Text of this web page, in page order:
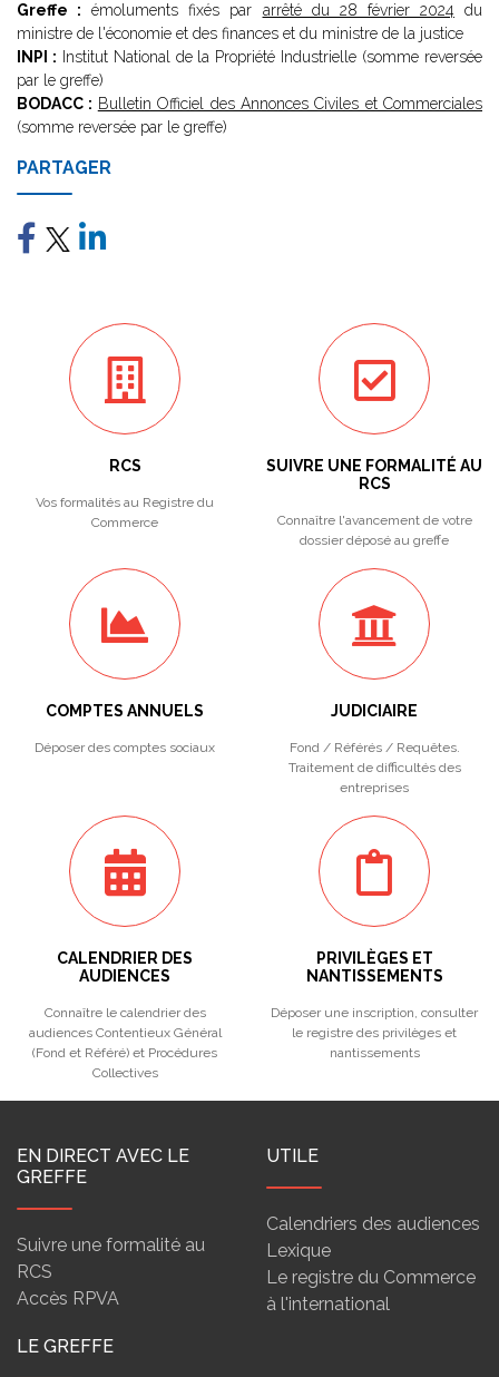
Greffe : émoluments fixés par arrêté du 28 février 2024 du
ministre de l'économie et des finances et du ministre de la justice
INPI : Institut National de la Propriété Industrielle (somme reversée
par le greffe)
BODACC : Bulletin Officiel des Annonces Civiles et Commerciales
(somme reversée par le greffe)
PARTAGER
RCS
Vos formalités au Registre du
Commerce
SUIVRE UNE FORMALITÉ AU
RCS
Connaître l'avancement de votre
dossier déposé au greffe
COMPTES ANNUELS
Déposer des comptes sociaux
JUDICIAIRE
Fond / Référés / Requêtes.
Traitement de difficultés des
entreprises
CALENDRIER DES
AUDIENCES
Connaître le calendrier des
audiences Contentieux Général
(Fond et Référé) et Procédures
Collectives
PRIVILÈGES ET
NANTISSEMENTS
Déposer une inscription, consulter
le registre des privilèges et
nantissements
EN DIRECT AVEC LE
GREFFE
Suivre une formalité au
RCS
Accès RPVA
UTILE
Calendriers des audiences
Lexique
Le registre du Commerce
à l'international
LE GREFFE